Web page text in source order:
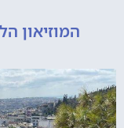
הלאומי